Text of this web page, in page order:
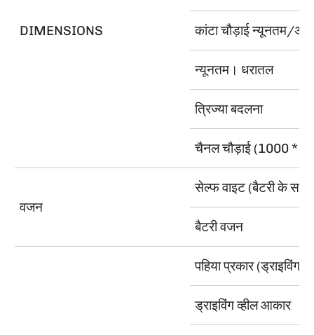
DIMENSIONS कांटा चौड़ाई न्यूनतम/
न्यूनतम। धरातल
त्रिज्या बदलना
चैनल चौड़ाई (1000 *
वजन
सेल्फ वाइट (बैटरी के
बैटरी वजन
पहिया प्रकार (ड्राइविंग
ड्राइविंग व्हील आकार